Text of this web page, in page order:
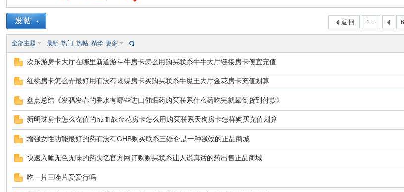
» › 1 ... 6
返 回
全部主题 最新 热门 热帖 精华 更多
欢乐游房卡大厅在哪里新道游斗牛房卡怎么用购买联系牛牛大厅链接房卡便宜充值
红桃房卡怎么弄最好用有没有蝴蝶房卡买购买联系牛魔王大厅金花房卡充值划算
盘点总结《发骚发春的香水有哪些进口催眠药购买联系什么药吃完就晕倒货到付款》
新明珠房卡怎么充值的h5血战金花房卡怎么用购买联系天狗房卡怎样购买充值划算
增强女性功能最好的药有没有GHB购买联系三锉仑是一种强效的正品商城
快速入睡无色无味的药失忆官方网订购购买联系让人说真话的药出售正品商城
吃一片三唑片爱爱行吗